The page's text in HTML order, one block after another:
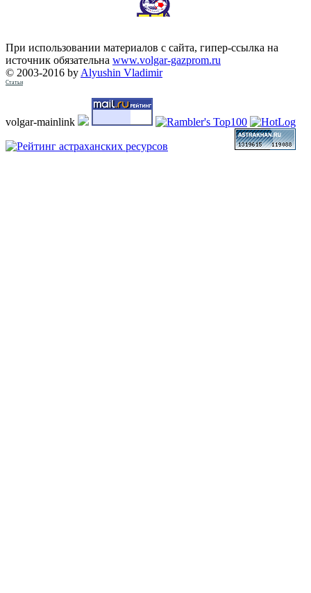
При использовании материалов с сайта, гипер-ссылка на
источник обязательна www.volgar-gazprom.ru
© 2003-2016 by Alyushin Vladimir
Статьи
volgar-mainlink